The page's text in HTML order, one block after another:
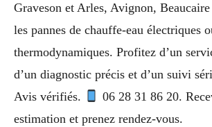
Graveson et Arles, Avignon,
les pannes de chauffe-eau électriques
thermodynamiques. Profitez d’un
d’un diagnostic précis et d’un suivi
Avis vérifiés.
06 28 31 86 20.
estimation et prenez rendez-vous.